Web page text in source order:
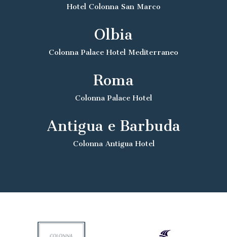
Hotel Colonna San Marco
Olbia
Colonna Palace Hotel Mediterraneo
Roma
Colonna Palace Hotel
Antigua e Barbuda
Colonna Antigua Hotel